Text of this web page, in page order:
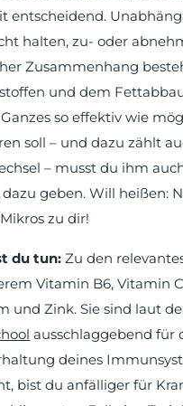
entscheidend.
halten, zu- oder
Zusammenhang
und dem
so effektiv wie
soll – und dazu zählt
– musst du ihm
geben. Will heißen:
zu dir!
du tun: Zu den
Vitamin B6, Vitamin
und Zink. Sie sind laut
ausschlaggebend für
deines
bist du anfälliger für